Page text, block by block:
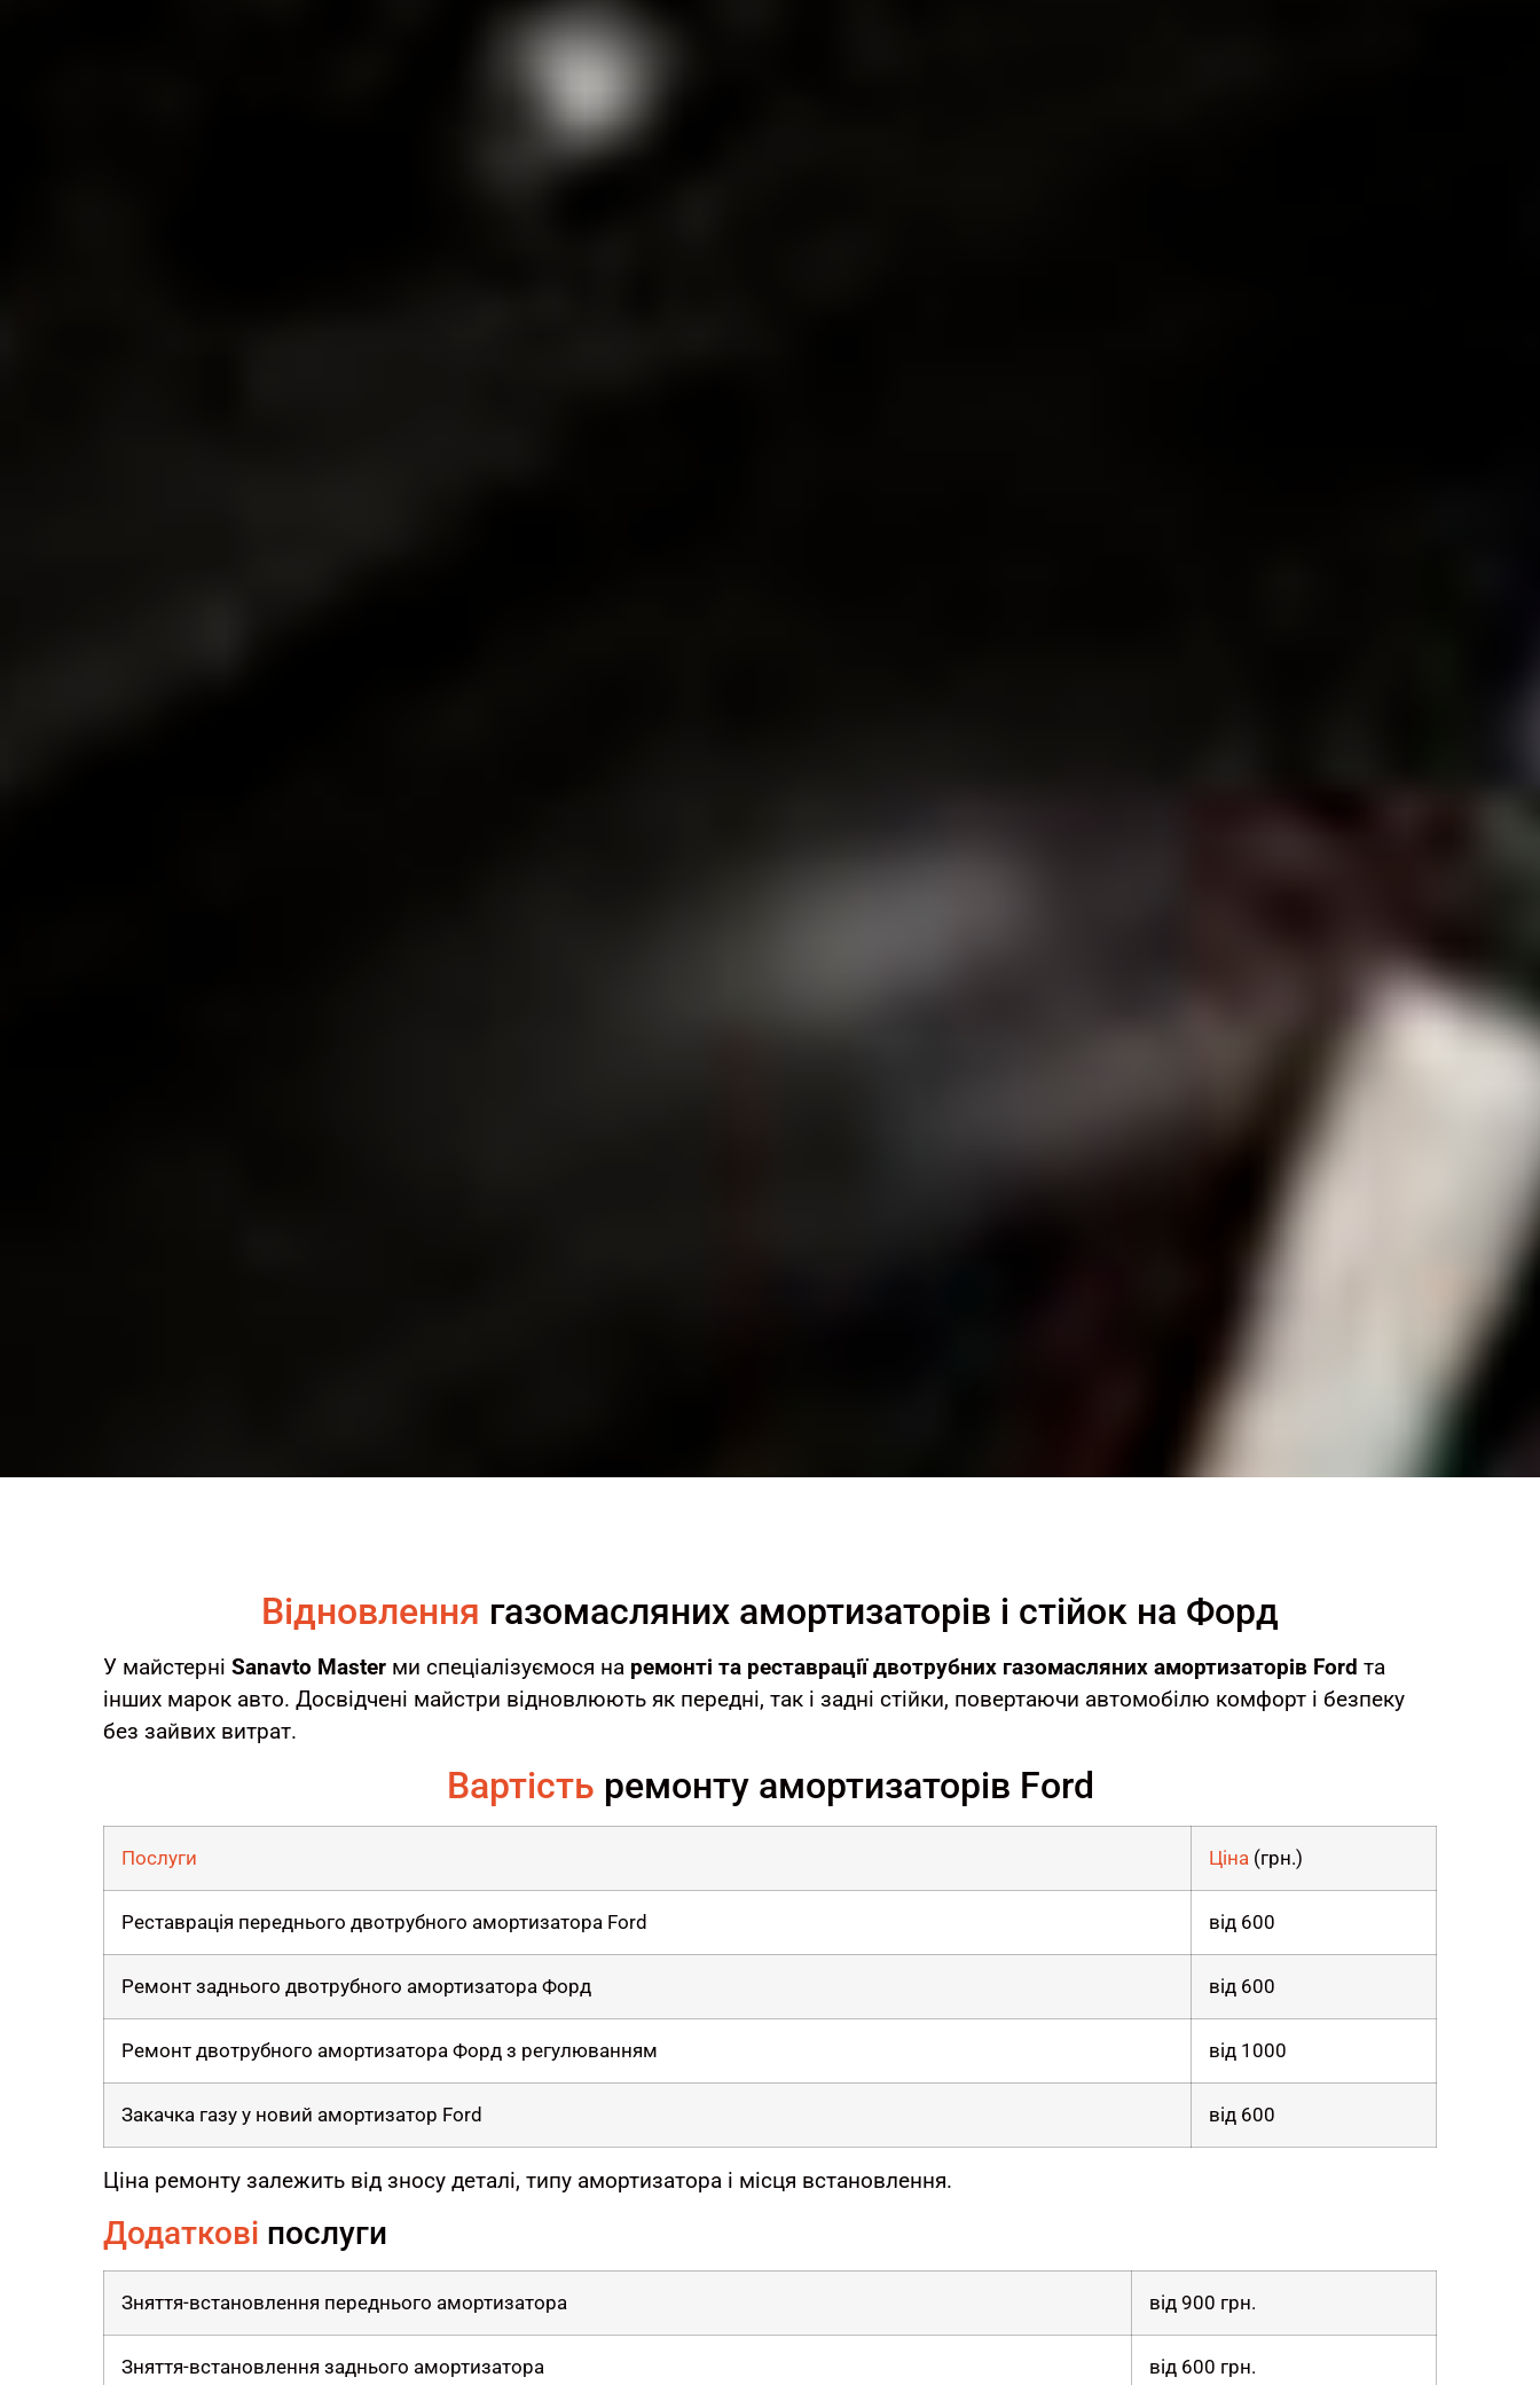
Відновлення газомасляних амортизаторів і стійок на Форд
У майстерні Sanavto Master ми спеціалізуємося на ремонті та реставрації двотрубних газомасляних амортизаторів Ford та
інших марок авто. Досвідчені майстри відновлюють як передні, так і задні стійки, повертаючи автомобілю комфорт і безпеку
без зайвих витрат.
Вартість ремонту амортизаторів Ford
Послуги Ціна (грн.)
Реставрація переднього двотрубного амортизатора Ford від 600
Ремонт заднього двотрубного амортизатора Форд від 600
Ремонт двотрубного амортизатора Форд з регулюванням від 1000
Закачка газу у новий амортизатор Ford від 600
Ціна ремонту залежить від зносу деталі, типу амортизатора і місця встановлення.
Додаткові послуги
Зняття-встановлення переднього амортизатора від 900 грн.
Зняття-встановлення заднього амортизатора від 600 грн.